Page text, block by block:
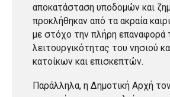
αποκατάσταση υποδομών και
προκλήθηκαν από τα ακραία
με στόχο την πλήρη επαναφορά
λειτουργικότητας του νησιού
κατοίκων και επισκεπτών.
Παράλληλα, η Δημοτική Αρχή